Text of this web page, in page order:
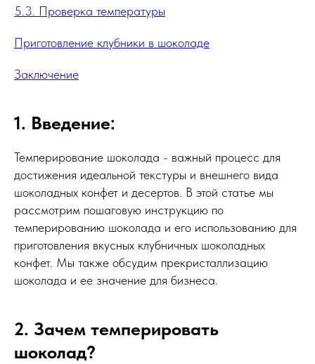
5.3. Проверка температуры
Приготовление клубники в шоколаде
Заключение
1. Введение:
Темперирование шоколада - важный процесс для
достижения идеальной текстуры и внешнего вида
шоколадных конфет и десертов. В этой статье мы
рассмотрим пошаговую инструкцию по
темперированию шоколада и его использованию для
приготовления вкусных клубничных шоколадных
конфет. Мы также обсудим прекристаллизацию
шоколада и ее значение для бизнеса.
2. Зачем темперировать
шоколад?